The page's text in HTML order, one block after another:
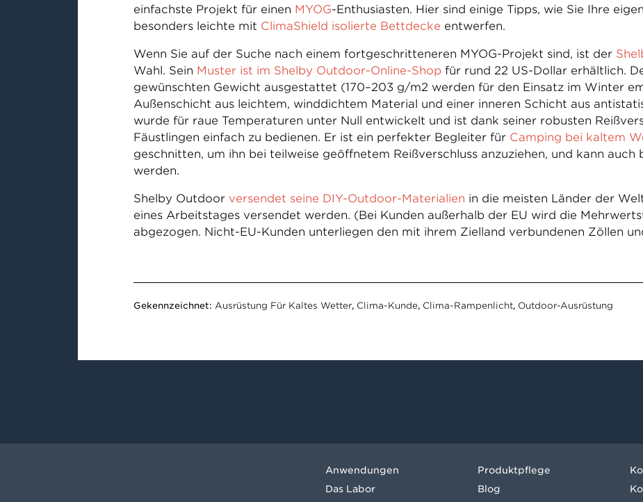
einfachste Projekt für einen MYOG-Enthusiasten. Hier sind einige Tipps, wie Sie Ihre
besonders leichte mit ClimaShield isolierte Bettdecke entwerfen.
Wenn Sie auf der Suche nach einem fortgeschritteneren MYOG-Projekt sind, ist der
Wahl. Sein Muster ist im Shelby Outdoor-Online-Shop für rund 22 US-Dollar erhältlich.
gewünschten Gewicht ausgestattet (170–203 g/m2 werden für den Einsatz im Winter
Außenschicht aus leichtem, winddichtem Material und einer inneren Schicht aus
wurde für raue Temperaturen unter Null entwickelt und ist dank seiner robusten
Fäustlingen einfach zu bedienen. Er ist ein perfekter Begleiter für Camping bei kaltem
geschnitten, um ihn bei teilweise geöffnetem Reißverschluss anzuziehen, und kann
werden.
Shelby Outdoor versendet seine DIY-Outdoor-Materialien in die meisten Länder der
eines Arbeitstages versendet werden. (Bei Kunden außerhalb der EU wird die
abgezogen. Nicht-EU-Kunden unterliegen den mit ihrem Zielland verbundenen Zöllen
Gekennzeichnet: Ausrüstung Für Kaltes Wetter, Clima-Kunde, Clima-Rampenlicht, Outdoor-Ausrüstung
Anwendungen
Das Labor
Produktpflege
Blog